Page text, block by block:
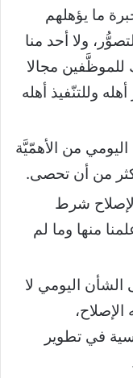
ما يؤهلهم
ولا أحد منا
للموظَّفين مجالا
وللتنّفيذ أهله
من الأهمّيَّة
من أن تحصى.
شرط
منها وما لم
اليومي لا
في تطوير